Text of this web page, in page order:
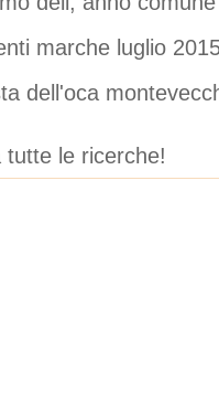
marche luglio
dell'oca
tutte le ricerche!